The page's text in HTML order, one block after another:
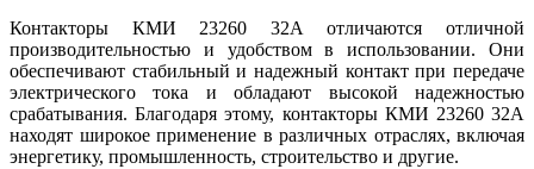
Контакторы КМИ 23260 32А отличаются отличной
производительностью и удобством в использовании. Они
обеспечивают стабильный и надежный контакт при передаче
электрического тока и обладают высокой надежностью
срабатывания. Благодаря этому, контакторы КМИ 23260 32А
находят широкое применение в различных отраслях, включая
энергетику, промышленность, строительство и другие.